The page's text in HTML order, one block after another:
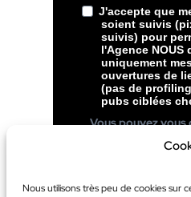
Nous utilisons très peu de cookies sur
J'accepte que
soient suivis
suivis) pour
l'Agence NOUS
uniquement
ouvertures de
(pas de
pubs ciblées
Vous pouvez vous
lien présent dans
de nos emails.
S’inscrire